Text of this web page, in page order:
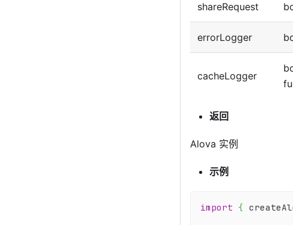
shareRequest
errorLogger
cacheLogger
返回
Alova 实例
示例
import {